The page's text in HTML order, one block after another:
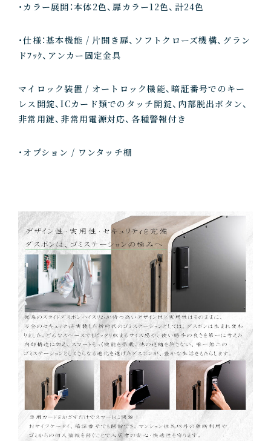
・カラー展開：本体2色、扉カラー12色、計24色
・仕様：基本機能 / 片開き扉、ソフトクローズ機構、グラン
ドﾌｯｸ、アンカー固定金具
マイロック装置 / オートロック機能、暗証番号でのキー
レス開錠、ICカード類でのタッチ開錠、内部脱出ボタン、
非常用鍵、非常用電源対応、各種警報付き
・オプション / ワンタッチ棚